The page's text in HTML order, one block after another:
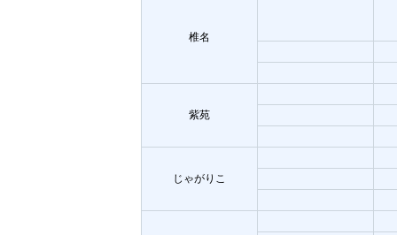
椎名
紫苑
じゃがりこ